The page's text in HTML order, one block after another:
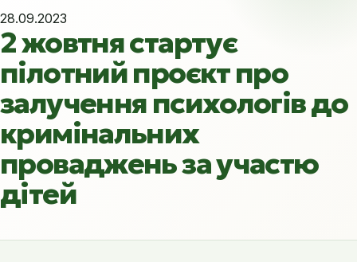
28.09.2023
2 жовтня стартує
пілотний проєкт про
залучення психологів до
кримінальних
проваджень за участю
дітей